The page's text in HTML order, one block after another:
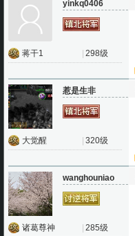
yinkq0406
蒋干1 298级
惹是生非
大觉醒 320级
wanghouniao
诸葛尊神 285级